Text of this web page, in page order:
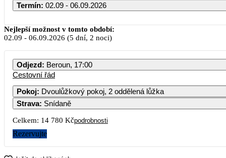
Termín: 02.09 - 06.09.2026
Nejlepší možnost v tomto období:
02.09 - 06.09.2026 (5 dní, 2 noci)
Odjezd: Beroun, 17:00
Cestovní řád
Pokoj: Dvoulůžkový pokoj, 2 oddělená lůžka
Strava: Snídaně
Celkem: 14 780 Kčpodrobnosti
Rezervujte